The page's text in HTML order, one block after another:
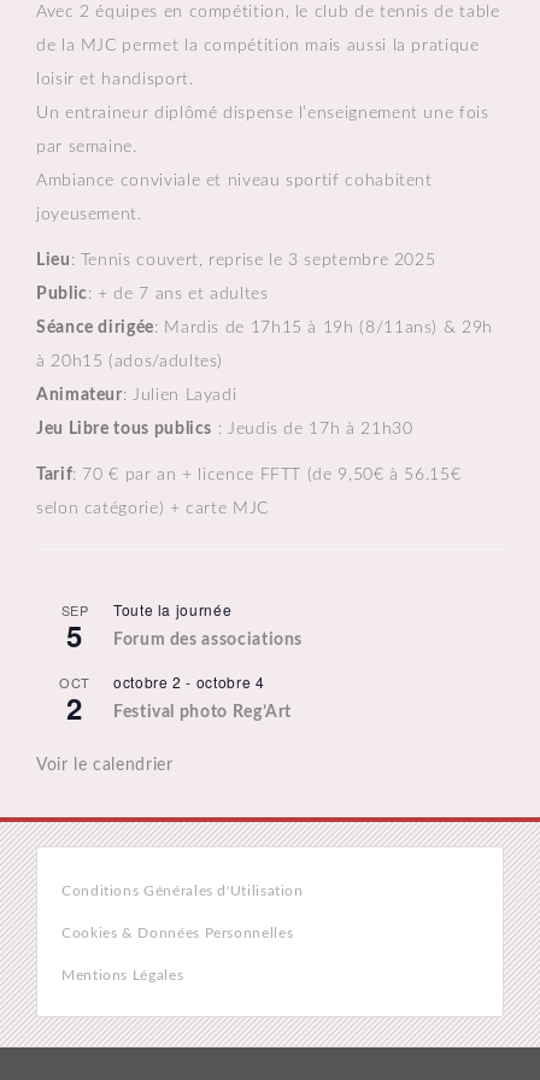
Avec 2 équipes en compétition, le club de tennis de table
de la MJC permet la compétition mais aussi la pratique
loisir et handisport.
Un entraineur diplômé dispense l’enseignement une fois
par semaine.
Ambiance conviviale et niveau sportif cohabitent
joyeusement.
Lieu : Tennis couvert, reprise le 3 septembre 2025
Public: + de 7 ans et adultes
Séance dirigée: Mardis de 17h15 à 19h (8/11ans) & 29h
à 20h15 (ados/adultes)
Animateur: Julien Layadi
Jeu Libre tous publics : Jeudis de 17h à 21h30
Tarif: 70 € par an + licence FFTT (de 9,50€ à 56.15€
selon catégorie) + carte MJC
SEP
5
Toute la journée
Forum des associations
OCT
2
octobre 2 - octobre 4
Festival photo Reg’Art
Voir le calendrier
Conditions Générales d'Utilisation
Cookies & Données Personnelles
Mentions Légales